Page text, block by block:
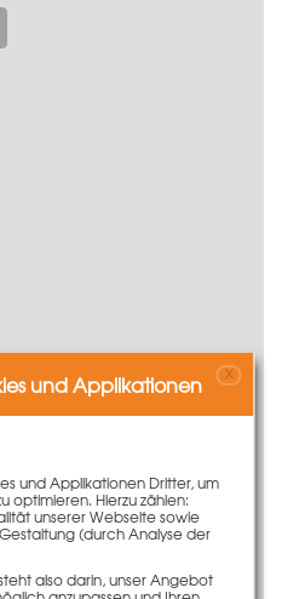
und Applikationen X
und Applikationen Dritter, um
optimieren. Hierzu zählen:
unserer Webseite sowie
(durch Analyse der
also darin, unser Angebot